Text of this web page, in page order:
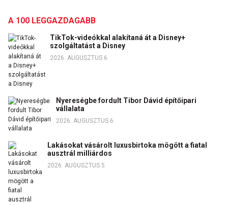
A 100 LEGGAZDAGABB
TikTok-videókkal alakítaná át a Disney+
szolgáltatást a Disney
2026. AUGUSZTUS 6.
Nyereségbe fordult Tibor Dávid építőipari
vállalata
2026. AUGUSZTUS 6.
Lakásokat vásárolt luxusbirtoka mögött a fiatal
ausztrál milliárdos
2026. AUGUSZTUS 5.